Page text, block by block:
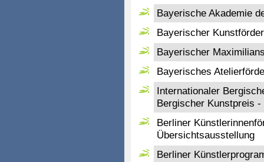
Bayerische Akademie
Bayerischer
Bayerischer
Bayerisches
Internationaler
Bergischer Kunstpreis
Berliner
Übersichtsausstellung
Berliner